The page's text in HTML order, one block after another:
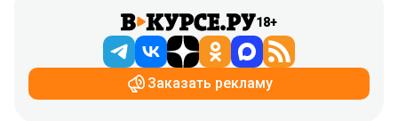
18+
Заказать рекламу